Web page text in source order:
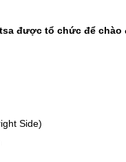
được tổ chức để chào
Side)